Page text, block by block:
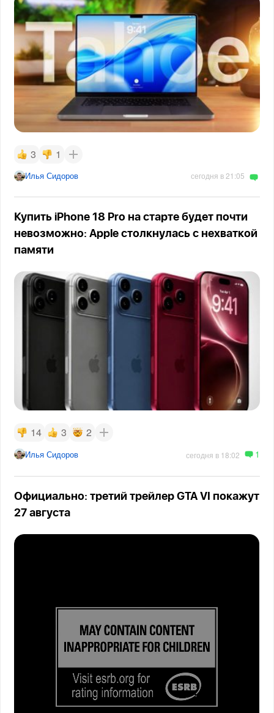
3 1
Илья Сидоров сегодня в 21:05
Купить iPhone 18 Pro на старте будет почти
невозможно: Apple столкнулась с нехваткой
памяти
14 3 2
Илья Сидоров сегодня в 18:02 1
Официально: третий трейлер GTA VI покажут
27 августа